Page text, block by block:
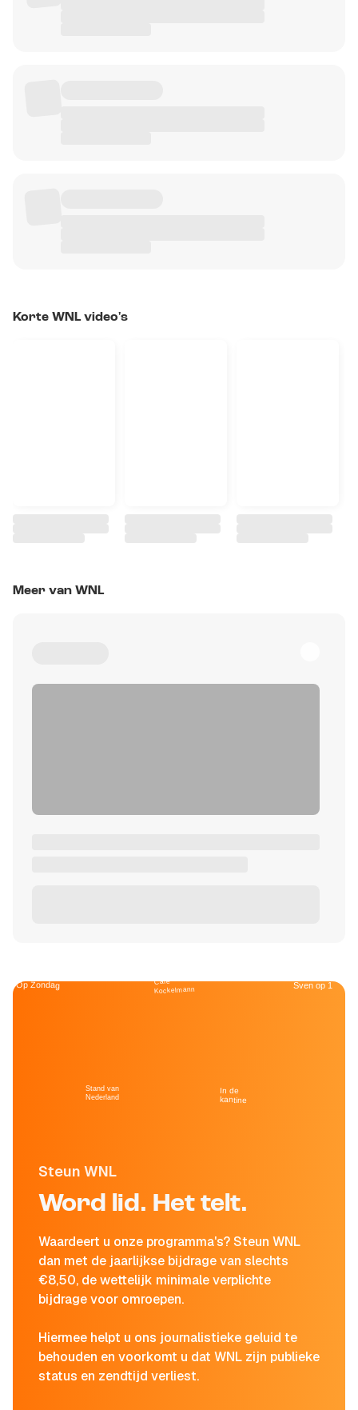
Korte WNL video's
Meer van WNL
Steun WNL
Word lid. Het telt.
Waardeert u onze programma's? Steun WNL
dan met de jaarlijkse bijdrage van slechts
€8,50, de wettelijk minimale verplichte
bijdrage voor omroepen.
Hiermee helpt u ons journalistieke geluid te
behouden en voorkomt u dat WNL zijn publieke
status en zendtijd verliest.
Op Zondag
Stand van
Nederland
Café
Kockelmann
In de
kantine
Sven op 1